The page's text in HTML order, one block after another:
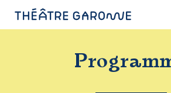
PROGRAMME
INFOS PRATIQUES